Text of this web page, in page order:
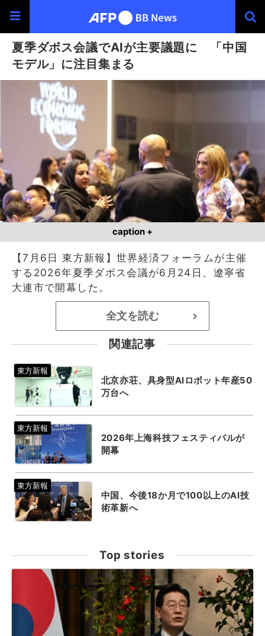
夏季ダボス会議でAIが主要議題に 「中国
モデル」に注目集まる
caption +
【7月6日 東方新報】世界経済フォーラムが主催
する2026年夏季ダボス会議が6月24日、遼寧省
大連市で開幕した。
全文を読む >
関連記事
北京亦荘、具身型AIロボット年産50
万台へ
2026年上海科技フェスティバルが
開幕
中国、今後18か月で100以上のAI技
術革新へ
Top stories